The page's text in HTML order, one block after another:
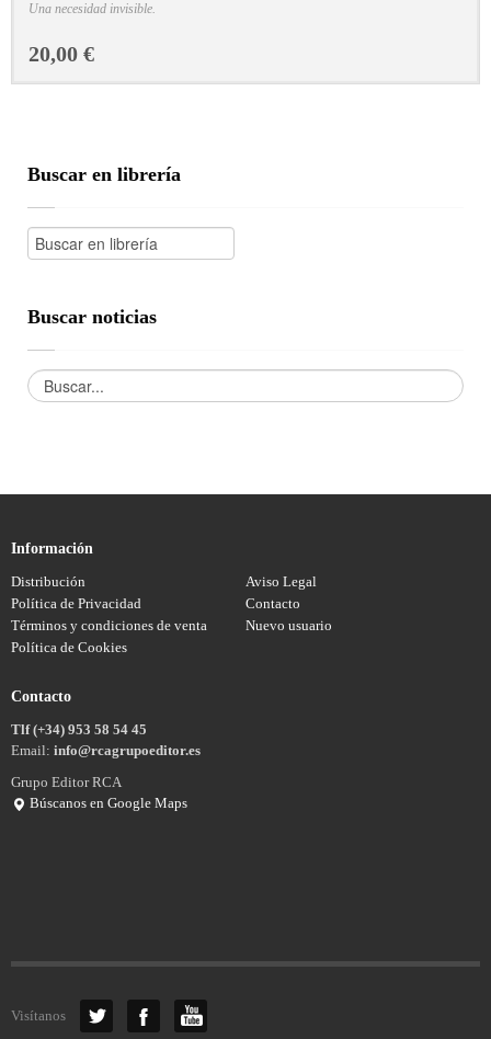
Una necesidad invisible.
20,00 €
Buscar en librería
Buscar noticias
Información
Distribución
Aviso Legal
Política de Privacidad
Contacto
Términos y condiciones de venta
Nuevo usuario
Política de Cookies
Contacto
Tlf (+34) 953 58 54 45
Email: info@rcagrupoeditor.es
Grupo Editor RCA
Búscanos en Google Maps
Visítanos